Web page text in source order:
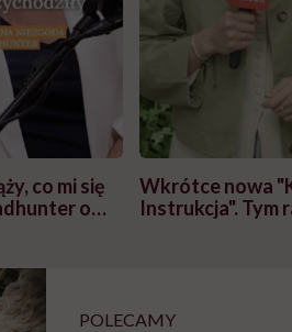
co mi się
o
Wkrótce nowa
Instrukcja". Tym
POLECAMY